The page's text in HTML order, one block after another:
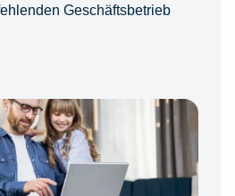
Geschäftsbetrieb